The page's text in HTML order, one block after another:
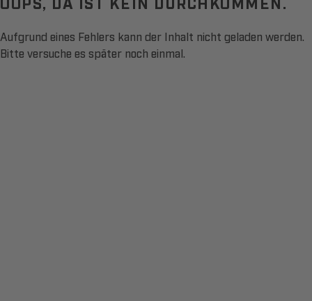
Aufgrund eines Fehlers kann der Inhalt nicht geladen werden.
Bitte versuche es später noch einmal.